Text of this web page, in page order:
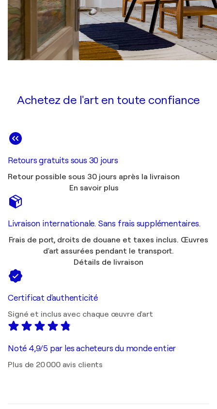
Achetez de l'art en toute confiance
Retours gratuits sous 30 jours
Retour possible sous 30 jours après la livraison
En savoir plus
Livraison internationale. Sans frais supplémentaires.
Frais de port, droits de douane et taxes inclus. Œuvres
d'art assurées pendant le transport.
Détails de livraison
Certificat d'authenticité
Signé et inclus avec chaque œuvre d'art
Noté 4,9/5 par les acheteurs du monde entier
Plus de 20 000 avis clients